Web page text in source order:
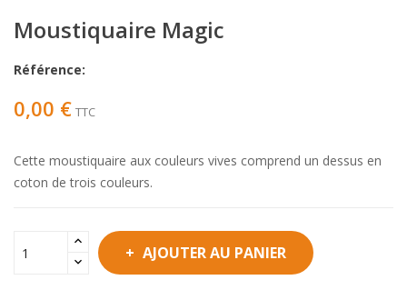
Moustiquaire Magic
Référence:
0,00 € TTC
Cette moustiquaire aux couleurs vives comprend un dessus en
coton de trois couleurs.
AJOUTER AU PANIER